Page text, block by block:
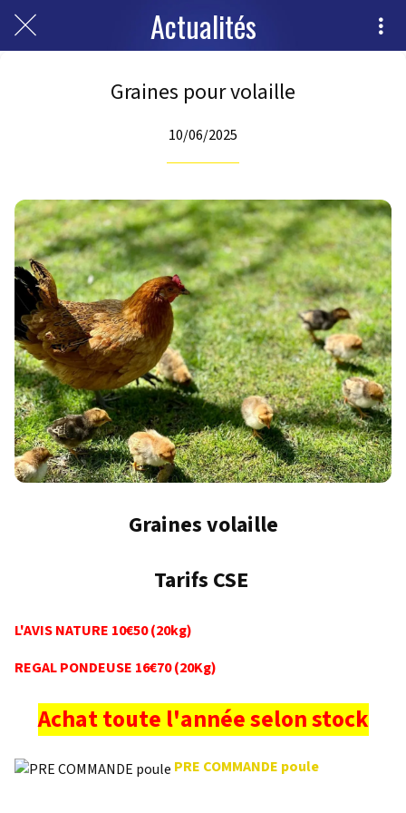
Actualités
Graines pour volaille
10/06/2025
Graines volaille
Tarifs CSE
L'AVIS NATURE 10€50 (20kg)
REGAL PONDEUSE 16€70 (20Kg)
Achat toute l'année selon stock
PRE COMMANDE poule